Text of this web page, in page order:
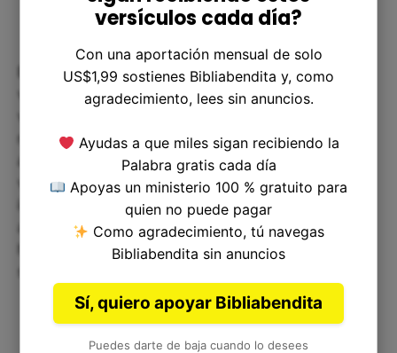
Este pasaje nos enseña la importancia de la
valentía, la fidelidad y la lealtad en nuestras
nosotros también enfrentamos situaciones
adversas en nuestra vida diaria que nos exigen
valentía para perseverar y tomar decisiones
importantes. Además, este pasaje también nos
anima a desarrollar nuestros talentos y
habilidades al servicio de Dios y de los demás, ya
versículos cada día?
Con una aportación mensual de solo
US$1,99 sostienes Bibliabendita y, como
agradecimiento, lees sin anuncios.
Ayudas a que miles sigan recibiendo la
Palabra gratis cada día
Apoyas un ministerio 100 % gratuito para
quien no puede pagar
Como agradecimiento, tú navegas
Bibliabendita sin anuncios
Sí, quiero apoyar Bibliabendita
Puedes darte de baja cuando lo desees